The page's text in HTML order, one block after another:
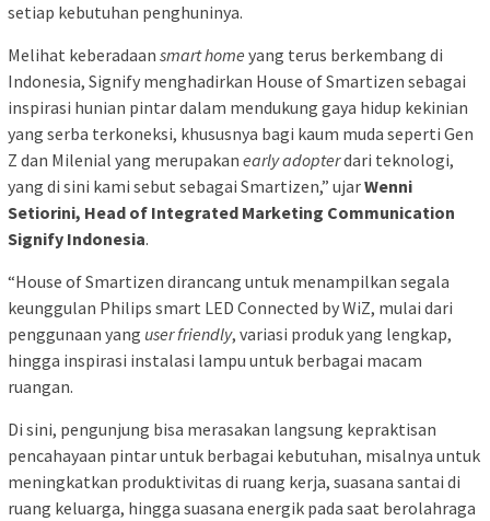
setiap kebutuhan penghuninya.
Melihat keberadaan smart home yang terus berkembang di
Indonesia, Signify menghadirkan House of Smartizen sebagai
inspirasi hunian pintar dalam mendukung gaya hidup kekinian
yang serba terkoneksi, khususnya bagi kaum muda seperti Gen
Z dan Milenial yang merupakan early adopterdari teknologi,
yang di sini kami sebut sebagai Smartizen,” ujarWenni
Setiorini, Head of Integrated Marketing Communication
Signify Indonesia.
“House of Smartizen dirancang untuk menampilkan segala
keunggulan Philips smart LED Connected by WiZ, mulai dari
penggunaan yang user friendly, variasi produk yang lengkap,
hingga inspirasi instalasi lampu untuk berbagai macam
ruangan.
Di sini, pengunjung bisa merasakan langsung kepraktisan
pencahayaan pintar untuk berbagai kebutuhan, misalnya untuk
meningkatkan produktivitas di ruang kerja, suasana santai di
ruang keluarga, hingga suasana energik pada saat berolahraga